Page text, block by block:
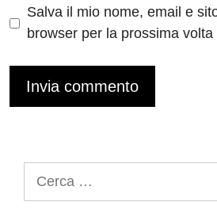
Salva il mio nome, email e
browser per la prossima